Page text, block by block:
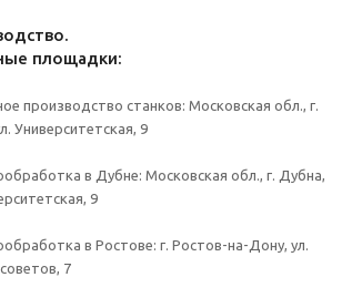
площадки:
производство станков: Московская обл., г.
Университетская, 9
в Дубне: Московская обл., г. Дубна,
9
в Ростове: г. Ростов-на-Дону, ул.
7